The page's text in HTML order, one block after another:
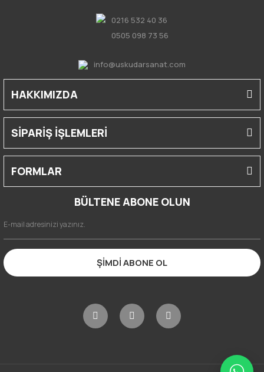
0216 532 40 36
0505 098 73 56
info@uskudarsanat.com
HAKKIMIZDA
SİPARİŞ İŞLEMLERİ
FORMLAR
BÜLTENE ABONE OLUN
ŞİMDİ ABONE OL